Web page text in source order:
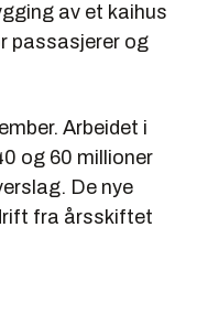
av et kaihus
passasjerer og
Arbeidet i
og 60 millioner
De nye
fra årsskiftet